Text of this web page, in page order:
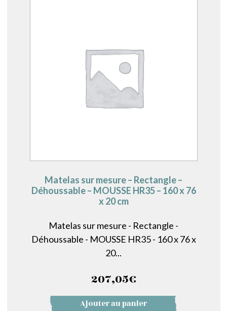
Matelas sur mesure – Rectangle –
Déhoussable – MOUSSE HR35 – 160 x 76
x 20 cm
Matelas sur mesure - Rectangle -
Déhoussable - MOUSSE HR35 - 160 x 76 x
20...
207,05€
Ajouter au panier